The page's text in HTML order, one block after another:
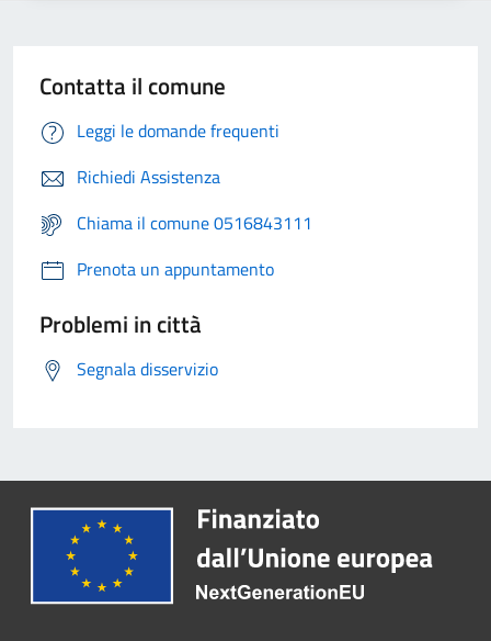
Contatta il comune
Leggi le domande frequenti
Richiedi Assistenza
Chiama il comune 0516843111
Prenota un appuntamento
Problemi in città
Segnala disservizio